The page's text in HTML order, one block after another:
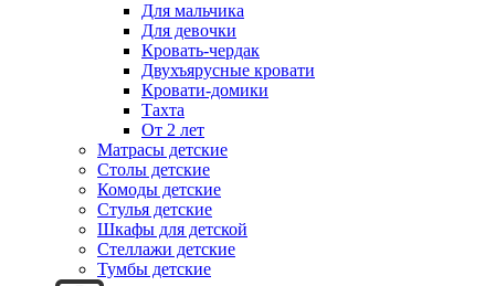
Для мальчика
Для девочки
Кровать-чердак
Двухъярусные кровати
Кровати-домики
Тахта
От 2 лет
Матрасы детские
Столы детские
Комоды детские
Стулья детские
Шкафы для детской
Стеллажи детские
Тумбы детские